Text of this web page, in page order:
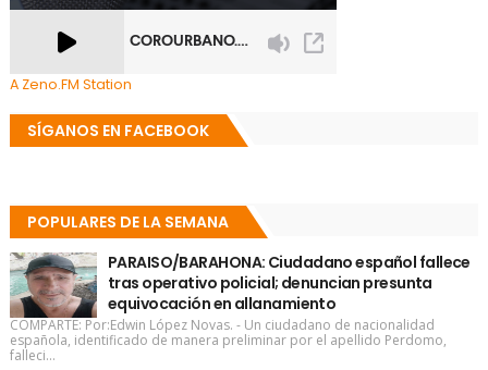
A Zeno.FM Station
SÍGANOS EN FACEBOOK
POPULARES DE LA SEMANA
PARAISO/BARAHONA: Ciudadano español fallece
tras operativo policial; denuncian presunta
equivocación en allanamiento
COMPARTE: Por:Edwin López Novas. - Un ciudadano de nacionalidad
española, identificado de manera preliminar por el apellido Perdomo,
falleci...